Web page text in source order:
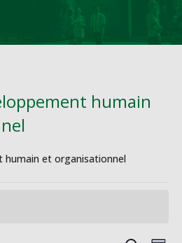
humain
humain et organisationnel